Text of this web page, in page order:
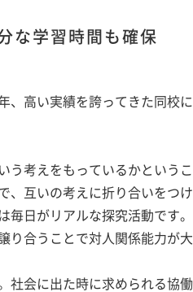
な学習時間も確保
高い実績を誇ってきた同校
考えをもっているかという
、互いの考えに折り合いをつ
毎日がリアルな探究活動です
合うことで対人関係能力が大
会に出た時に求められる協働